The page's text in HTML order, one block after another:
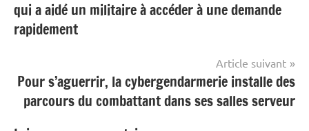
l’article
qui a aidé un militaire à accéder à une demande
rapidement
Article suivant
Pour s’aguerrir, la cybergendarmerie installe des
parcours du combattant dans ses salles serveur